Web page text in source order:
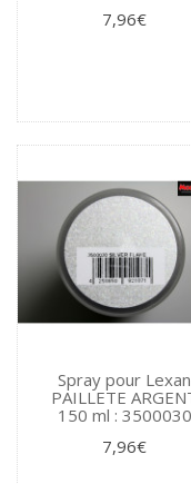
7,96€
Spray pour Lexan
PAILLETE
150 ml : 3500030
7,96€